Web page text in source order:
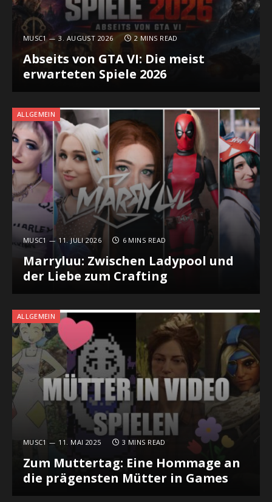
MUSC1 3. AUGUST 2026 2 MINS READ
Abseits von GTA VI: Die meist
erwarteten Spiele 2026
ALLGEMEIN
MUSC1 11. JULI 2026 6 MINS READ
Marryluu: Zwischen Ladypool und
der Liebe zum Crafting
ALLGEMEIN
MUSC1 11. MAI 2025 3 MINS READ
Zum Muttertag: Eine Hommage an
die prägensten Mütter in Games